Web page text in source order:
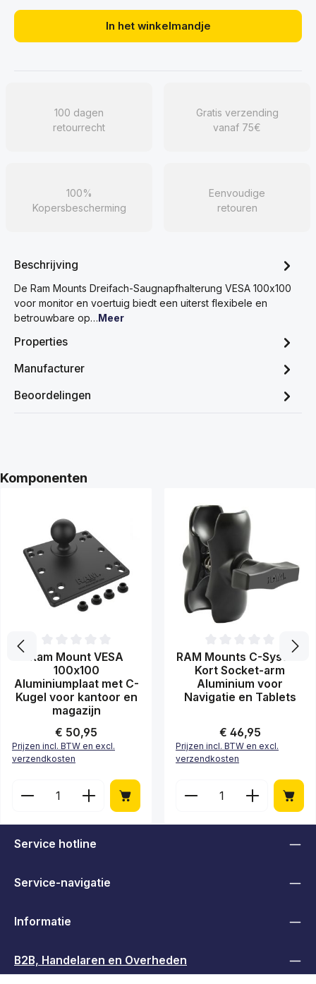
In het winkelmandje
100 dagen
retourrecht
Gratis verzending
vanaf 75€
100%
Kopersbescherming
Eenvoudige
retouren
Beschrijving
De Ram Mounts Dreifach-Saugnapfhalterung VESA 100x100
voor monitor en voertuig biedt een uiterst flexibele en
betrouwbare op…Meer
Properties
Manufacturer
Beoordelingen
Productgalerij overslaan
Komponenten
Gemiddelde waardering van 0 van 5 sterren
Ram Mount VESA
100x100
Aluminiumplaat met C-
Kugel voor kantoor en
magazijn
Normale prijs:
€ 50,95
Prijzen incl. BTW en excl.
verzendkosten
Producthoeveelheid: Voer de gewenste
Gemiddelde waardering van
RAM Mounts C-System
Kort Socket-arm
Aluminium voor
Navigatie en Tablets
Normale prijs:
€ 46,95
Prijzen incl. BTW en excl.
verzendkosten
Producthoeveelheid:
Service hotline
Service-navigatie
Informatie
B2B, Handelaren en Overheden